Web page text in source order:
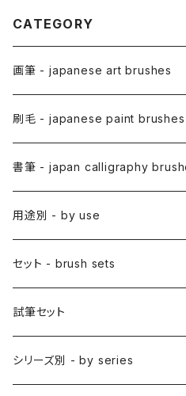
CATEGORY
画筆 - japanese art brushes
アニメ用筆 / ANIME(draw anime)
アニメ用線描筆
アニメ用平筆
絵手紙用筆 / ETEGAMI (pic
彩色筆 / SAISHIKI (color)
面相筆 / MENSO (line,detail)
削用筆 / SAKUYO (all-purpose)
隈取筆 / KUMADORI (blur,color)
刷毛 - japanese paint brushes
絵刷毛 / EBAKE (paint brushs)
日本画用絵刷毛
アニメ用絵刷毛
スリ込刷毛 / SURIKOMIBAKE
差指刷毛 / SASHIBAKE (silk
梵字筆 / BONJI-FUDE (sanskrit)
料理用刷毛 /
書筆 - japan calligraphy
小筆
仮名用
禅シリーズ
用途別 - by use
日本画 - japanese-style
水墨画 - japanese ink paint/
アニメ背景美術 - anime
セット - brush sets
試筆セット
シリーズ別 - by series